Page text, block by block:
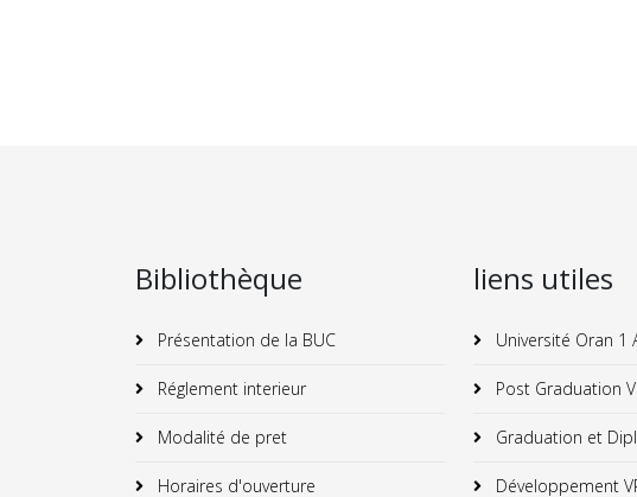
Bibliothèque
Présentation de la BUC
Réglement interieur
Modalité de pret
Horaires d'ouverture
liens utiles
Université Oran 1
Post Graduation
Graduation et
Développement